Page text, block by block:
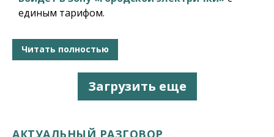
единым тарифом.
Читать полностью
Загрузить еще
АКТУАЛЬНЫЙ РАЗГОВОР